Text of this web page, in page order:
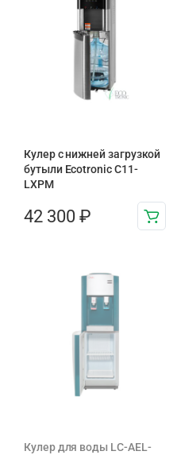
Кулер с нижней загрузкой
бутыли Ecotronic C11-
LXPM
42 300 ₽
Кулер для воды LC-AEL-